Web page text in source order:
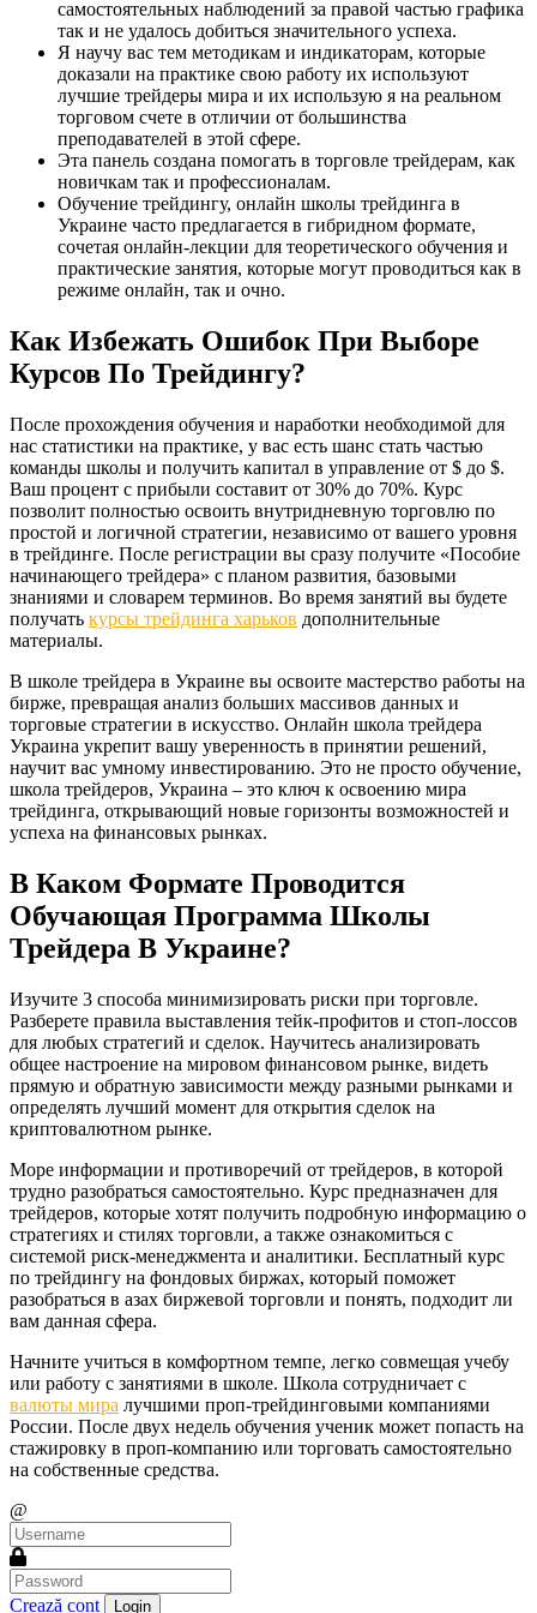
самостоятельных наблюдений за правой частью графика
так и не удалось добиться значительного успеха.
Я научу вас тем методикам и индикаторам, которые
доказали на практике свою работу их используют
лучшие трейдеры мира и их использую я на реальном
торговом счете в отличии от большинства
преподавателей в этой сфере.
Эта панель создана помогать в торговле трейдерам, как
новичкам так и профессионалам.
Обучение трейдингу, онлайн школы трейдинга в
Украине часто предлагается в гибридном формате,
сочетая онлайн-лекции для теоретического обучения и
практические занятия, которые могут проводиться как в
режиме онлайн, так и очно.
Как Избежать Ошибок При Выборе
Курсов По Трейдингу?
После прохождения обучения и наработки необходимой для
нас статистики на практике, у вас есть шанс стать частью
команды школы и получить капитал в управление от $ до $.
Ваш процент с прибыли составит от 30% до 70%. Курс
позволит полностью освоить внутридневную торговлю по
простой и логичной стратегии, независимо от вашего уровня
в трейдинге. После регистрации вы сразу получите «Пособие
начинающего трейдера» с планом развития, базовыми
знаниями и словарем терминов. Во время занятий вы будете
получать курсы трейдинга харьков дополнительные
материалы.
В школе трейдера в Украине вы освоите мастерство работы на
бирже, превращая анализ больших массивов данных и
торговые стратегии в искусство. Онлайн школа трейдера
Украина укрепит вашу уверенность в принятии решений,
научит вас умному инвестированию. Это не просто обучение,
школа трейдеров, Украина – это ключ к освоению мира
трейдинга, открывающий новые горизонты возможностей и
успеха на финансовых рынках.
В Каком Формате Проводится
Обучающая Программа Школы
Трейдера В Украине?
Изучите 3 способа минимизировать риски при торговле.
Разберете правила выставления тейк-профитов и стоп-лоссов
для любых стратегий и сделок. Научитесь анализировать
общее настроение на мировом финансовом рынке, видеть
прямую и обратную зависимости между разными рынками и
определять лучший момент для открытия сделок на
криптовалютном рынке.
Море информации и противоречий от трейдеров, в которой
трудно разобраться самостоятельно. Курс предназначен для
трейдеров, которые хотят получить подробную информацию о
стратегиях и стилях торговли, а также ознакомиться с
системой риск-менеджмента и аналитики. Бесплатный курс
по трейдингу на фондовых биржах, который поможет
разобраться в азах биржевой торговли и понять, подходит ли
вам данная сфера.
Начните учиться в комфортном темпе, легко совмещая учебу
или работу с занятиями в школе. Школа сотрудничает с
валюты мира лучшими проп-трейдинговыми компаниями
России. После двух недель обучения ученик может попасть на
стажировку в проп-компанию или торговать самостоятельно
на собственные средства.
@
Crează cont Login